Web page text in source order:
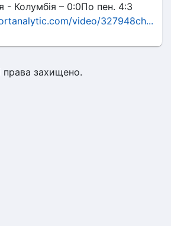
- Колумбія – 0:0По пен. 4:3
video/327948ch...
захищено.